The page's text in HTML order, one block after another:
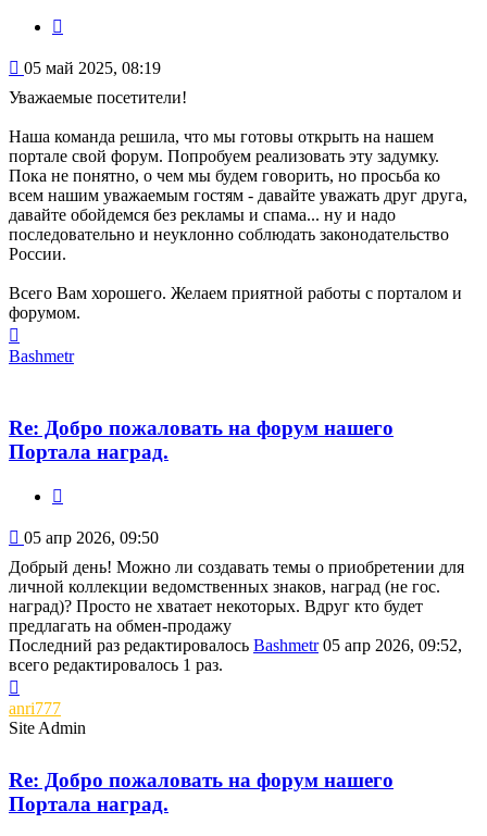
Сообщение
05 май 2025, 08:19
Уважаемые посетители!
Наша команда решила, что мы готовы открыть на нашем
портале свой форум. Попробуем реализовать эту задумку.
Пока не понятно, о чем мы будем говорить, но просьба ко
всем нашим уважаемым гостям - давайте уважать друг друга,
давайте обойдемся без рекламы и спама... ну и надо
последовательно и неуклонно соблюдать законодательство
России.
Всего Вам хорошего. Желаем приятной работы с порталом и
форумом.
к
началу
Bashmetr
Re: Добро пожаловать на форум нашего
Портала наград.
Сообщение
05 апр 2026, 09:50
Добрый день! Можно ли создавать темы о приобретении для
личной коллекции ведомственных знаков, наград (не гос.
наград)? Просто не хватает некоторых. Вдруг кто будет
предлагать на обмен-продажу
Последний раз редактировалось Bashmetr05 апр 2026, 09:52,
всего редактировалось 1 раз.
к
началу
anri777
Site Admin
Re: Добро пожаловать на форум нашего
Портала наград.